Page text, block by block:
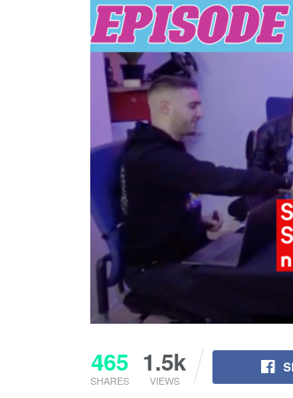
465
SHARES
1.5k
VIEWS